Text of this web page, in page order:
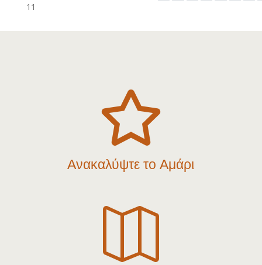
11

Ανακαλύψτε το Αμάρι
